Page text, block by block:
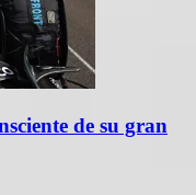
de su gran